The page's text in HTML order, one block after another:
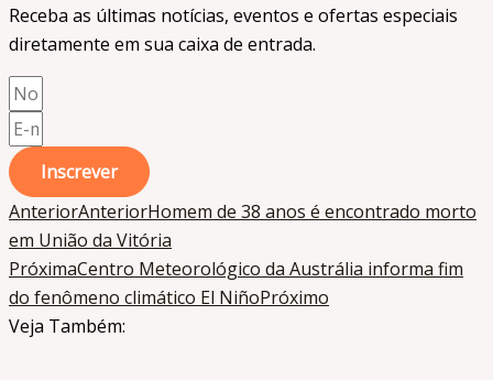
Receba as últimas notícias, eventos e ofertas especiais
diretamente em sua caixa de entrada.​
Inscrever
AnteriorAnteriorHomem de 38 anos é encontrado morto
em União da Vitória
PróximaCentro Meteorológico da Austrália informa fim
do fenômeno climático El NiñoPróximo
Veja Também: